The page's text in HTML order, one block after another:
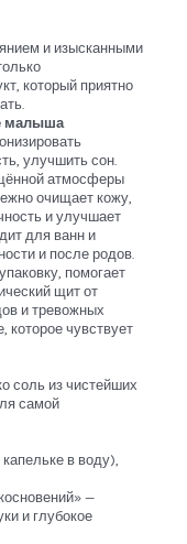
и изысканными
который приятно
малыша
улучшить сон.
атмосферы
очищает кожу,
и улучшает
для ванн и
и после родов.
помогает
щит от
и тревожных
которое чувствует
соль из чистейших
самой
в воду),
—
и глубокое